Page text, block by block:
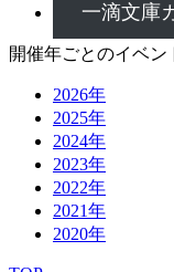
一滴文庫
開催年ごとのイベン
2026年
2025年
2024年
2023年
2022年
2021年
2020年